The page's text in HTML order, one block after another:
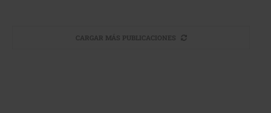
CARGAR MÁS PUBLICACIONES